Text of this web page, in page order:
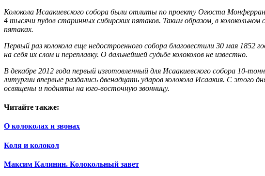
Колокола Исаакиевского собора были отлиты по проекту Огюста
4 тысячи пудов старинных сибирских пятаков. Таким образом, в
пятаках.
Первый раз колокола еще недостроенного собора благовестили 30 мая
на себя их слом и переплавку. О дальнейшей судьбе колоколов не известно.
В декабре 2012 года первый изготовленный для Исаакиевского собора 10-
литургии впервые раздались двенадцать ударов колокола Исаакия. С
освящены и подняты на юго-восточную звонницу.
Читайте также:
О колоколах и звонах
Коля и колокол
Максим Калинин. Колокольный завет